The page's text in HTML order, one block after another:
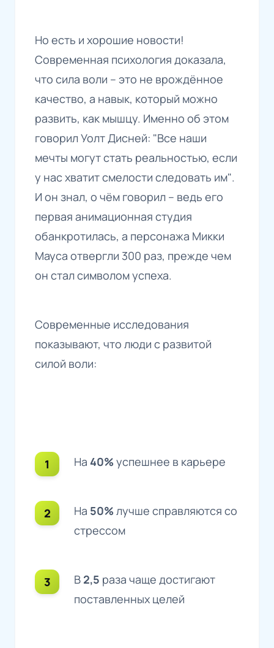
Но есть и хорошие новости!
Современная психология доказала,
что сила воли – это не врождённое
качество, а навык, который можно
развить, как мышцу. Именно об этом
говорил Уолт Дисней: "Все наши
мечты могут стать реальностью, если
у нас хватит смелости следовать им".
И он знал, о чём говорил – ведь его
первая анимационная студия
обанкротилась, а персонажа Микки
Мауса отвергли 300 раз, прежде чем
он стал символом успеха.
Современные исследования
показывают, что люди с развитой
силой воли:
На 40% успешнее в карьере
На 50% лучше справляются со
стрессом
В 2,5 раза чаще достигают
поставленных целей